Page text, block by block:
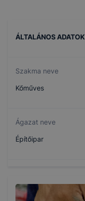
ÁLTALÁNOS ADATOK
Szakma neve
Kőműves
Ágazat neve
Építőipar
407320608